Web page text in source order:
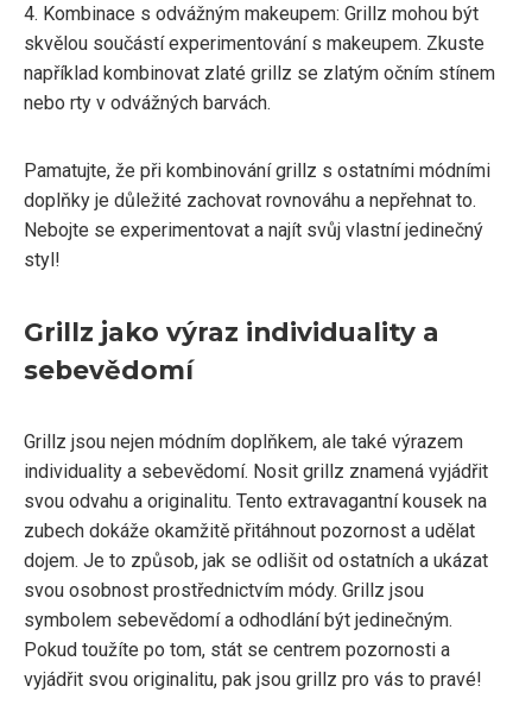
4. Kombinace s odvážným makeupem: Grillz mohou být
skvělou součástí experimentování s makeupem. Zkuste
například kombinovat zlaté grillz se zlatým očním stínem
nebo rty v odvážných barvách.
Pamatujte, že při kombinování grillz s ostatními módními
doplňky je důležité zachovat rovnováhu a nepřehnat to.
Nebojte se experimentovat a najít svůj vlastní jedinečný
styl!
Grillz jako výraz individuality a
sebevědomí
Grillz jsou nejen módním doplňkem, ale také výrazem
individuality a sebevědomí. Nosit grillz znamená vyjádřit
svou odvahu a originalitu. Tento extravagantní kousek na
zubech dokáže okamžitě přitáhnout pozornost a udělat
dojem. Je to způsob, jak se odlišit od ostatních a ukázat
svou osobnost prostřednictvím módy. Grillz jsou
symbolem sebevědomí a odhodlání být jedinečným.
Pokud toužíte po tom, stát se centrem pozornosti a
vyjádřit svou originalitu, pak jsou grillz pro vás to pravé!